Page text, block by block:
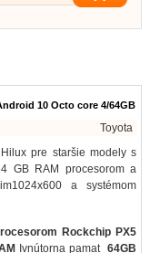
10 Octo core 4/64GB
Toyota
pre staršie modely s
GB RAM procesorom a
a systémom
Rockchip PX5
Ivnútorna pamat64GB